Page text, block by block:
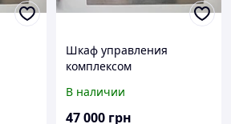
Шкаф управления
комплексом
с верхней и нижней
загрузкой
В наличии
47 000 грн